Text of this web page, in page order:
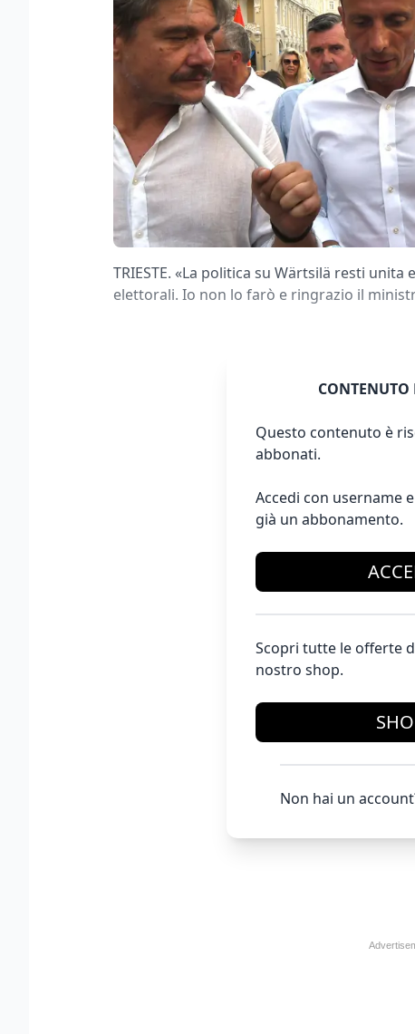
TRIESTE. «La politica su Wärtsilä resti
elettorali. Io non lo farò e ringrazio il
Questo contenuto è
abbonati.
Accedi con username
già un abbonamento.
Scopri tutte le offerte
nostro shop.
Non hai un